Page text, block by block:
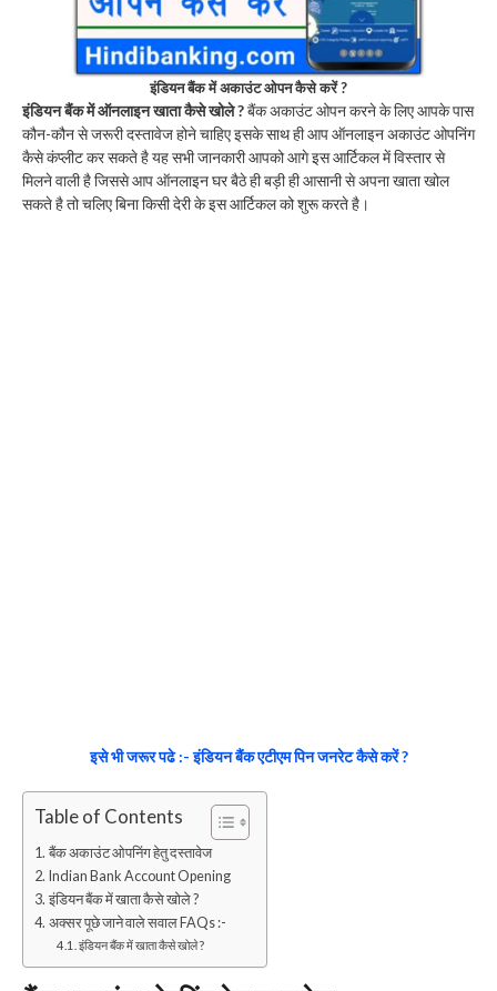
इंडियन बैंक में अकाउंट ओपन कैसे करें ?
इंडियन बैंक में ऑनलाइन खाता कैसे खोले ?बैंक अकाउंट ओपन करने के लिए आपके पास
कौन-कौन से जरूरी दस्तावेज होने चाहिए इसके साथ ही आप ऑनलाइन अकाउंट ओपनिंग
कैसे कंप्लीट कर सकते है यह सभी जानकारी आपको आगे इस आर्टिकल में विस्तार से
मिलने वाली है जिससे आप ऑनलाइन घर बैठे ही बड़ी ही आसानी से अपना खाता खोल
सकते है तो चलिए बिना किसी देरी के इस आर्टिकल को शुरू करते है।
इसे भी जरूर पढे :- इंडियन बैंक एटीएम पिन जनरेट कैसे करें ?
Table of Contents
बैंक अकाउंट ओपनिंग हेतु दस्तावेज
Indian Bank Account Opening
इंडियन बैंक में खाता कैसे खोले ?
अक्सर पूछे जाने वाले सवाल FAQs :-
इंडियन बैंक में खाता कैसे खोले ?